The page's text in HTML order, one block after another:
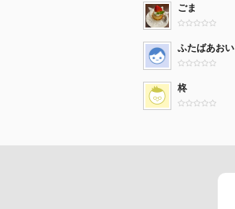
ごま
ふたばあおい
柊